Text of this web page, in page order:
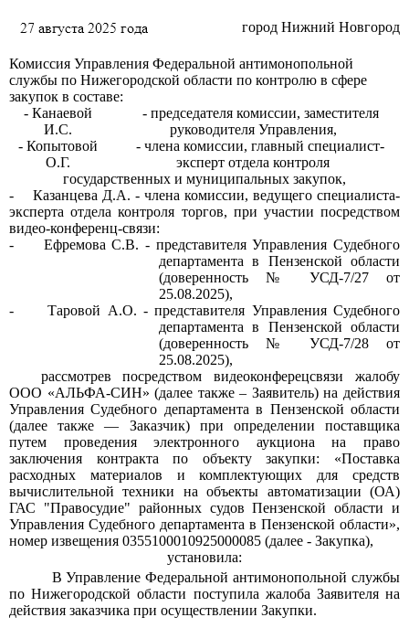
город Нижний Новгород
Комиссия Управления Федеральной антимонопольной
службы по Нижегородской области по контролю в сфере
закупок в составе:
- Канаевой
И.С.
- Копытовой
О.Г.
- председателя комиссии, заместителя
руководителя Управления,
- члена комиссии, главный специалист-
эксперт отдела контроля
государственных и муниципальных закупок,
-
Казанцева Д.А. - члена комиссии, ведущего специалиста-
эксперта отдела контроля торгов, при участии посредством
видео-конференц-связи:
-
Ефремова С.В. - представителя Управления Судебного
департамента в Пензенской области
(доверенность № УСД-7/27 от
25.08.2025),
-
Таровой А.О. - представителя Управления Судебного
департамента в Пензенской области
(доверенность № УСД-7/28 от
25.08.2025),
рассмотрев посредством видеоконферецсвязи жалобу
ООО «АЛЬФА-СИН» (далее также – Заявитель) на действия
Управления Судебного департамента в Пензенской области
(далее также — Заказчик) при определении поставщика
путем проведения электронного аукциона на право
заключения контракта по объекту закупки: «Поставка
расходных материалов и комплектующих для средств
вычислительной техники на объекты автоматизации (ОА)
ГАС "Правосудие" районных судов Пензенской области и
Управления Судебного департамента в Пензенской области»,
номер извещения 0355100010925000085 (далее - Закупка),
установила:
В Управление Федеральной антимонопольной службы
по Нижегородской области поступила жалоба Заявителя на
действия заказчика при осуществлении Закупки.